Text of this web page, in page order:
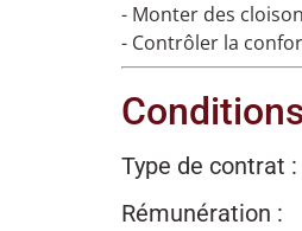
- Monter des
- Contrôler la
Type de contrat :
Rémunération :